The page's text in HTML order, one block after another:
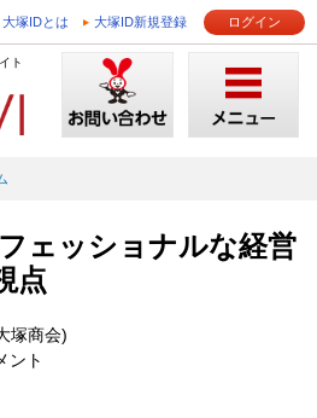
大塚IDとは 大塚ID新規登録 ログイン
ト
ェッショナルな経営
点
塚商会)
ント